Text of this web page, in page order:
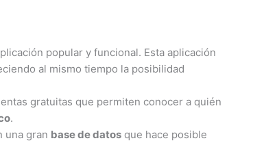
popular y funcional. Esta aplicación
al mismo tiempo la posibilidad
gratuitas que permiten conocer a quién
.
una gran base de datos que hace posible